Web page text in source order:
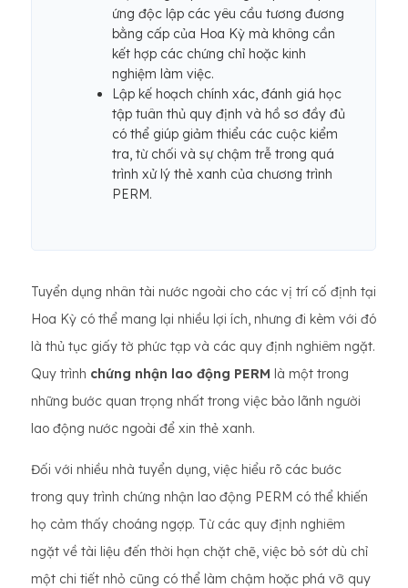
ứng độc lập các yêu cầu tương đương
bằng cấp của Hoa Kỳ mà không cần
kết hợp các chứng chỉ hoặc kinh
nghiệm làm việc.
Lập kế hoạch chính xác, đánh giá học
tập tuân thủ quy định và hồ sơ đầy đủ
có thể giúp giảm thiểu các cuộc kiểm
tra, từ chối và sự chậm trễ trong quá
trình xử lý thẻ xanh của chương trình
PERM.
Tuyển dụng nhân tài nước ngoài cho các vị trí cố định tại
Hoa Kỳ có thể mang lại nhiều lợi ích, nhưng đi kèm với đó
là thủ tục giấy tờ phức tạp và các quy định nghiêm ngặt.
Quy trình chứng nhận lao động PERM là một trong
những bước quan trọng nhất trong việc bảo lãnh người
lao động nước ngoài để xin thẻ xanh.
Đối với nhiều nhà tuyển dụng, việc hiểu rõ các bước
trong quy trình chứng nhận lao động PERM có thể khiến
họ cảm thấy choáng ngợp. Từ các quy định nghiêm
ngặt về tài liệu đến thời hạn chặt chẽ, việc bỏ sót dù chỉ
một chi tiết nhỏ cũng có thể làm chậm hoặc phá vỡ quy